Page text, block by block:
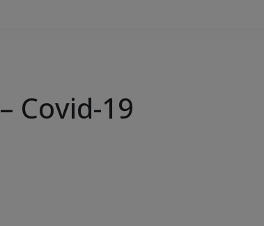
Covid-19